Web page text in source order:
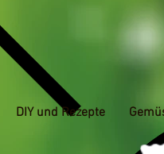
DIY und Rezepte